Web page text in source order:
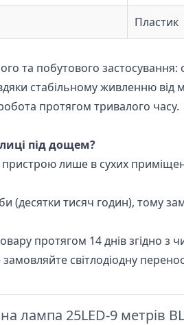
Пластик
та побутового
стабільному живленню
протягом тривалого часу.
під дощем?
лише в сухих
(десятки тисяч годин), тому
протягом 14 днів згідно з
світлодіодну
лампа 25LED-9 метрів